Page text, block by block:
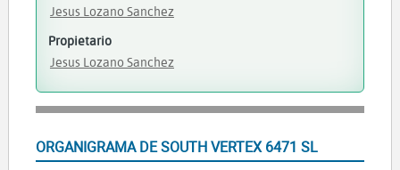
Jesus Lozano Sanchez
Propietario
Jesus Lozano Sanchez
ORGANIGRAMA DE SOUTH VERTEX 6471 SL